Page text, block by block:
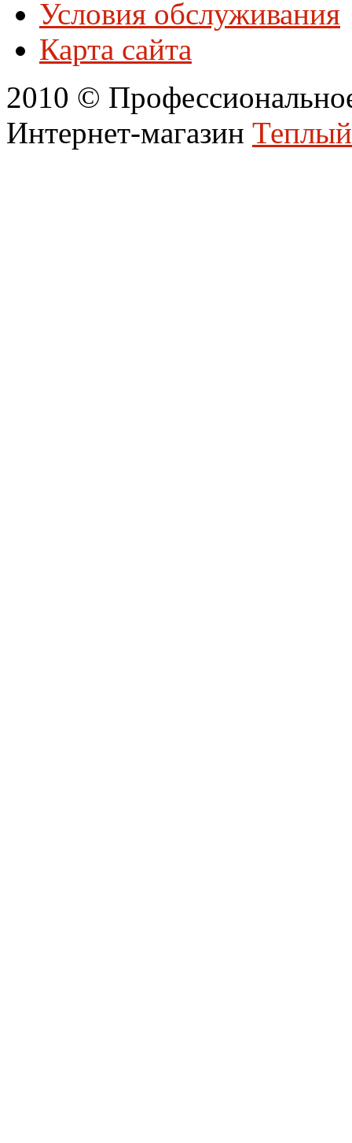
Условия обслуживания
Карта сайта
2010 ©
Интернет-магазин